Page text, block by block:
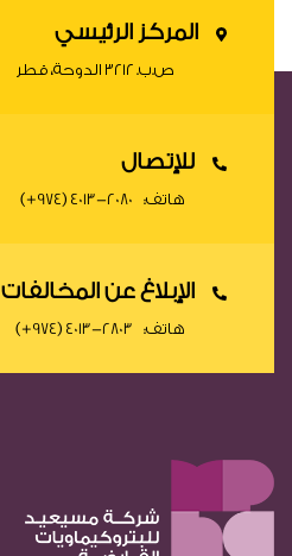
المركز الرئيسي
ص.ب. ٣٢١٢ الدوحة، قطر
للإتصال
هاتف: (+974) 4013-2080
الإبلاغ عن المخالفات
هاتف: (+974) 4013-2803